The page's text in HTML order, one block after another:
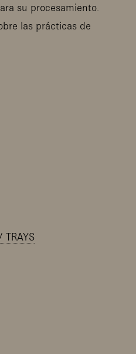
su procesamiento.
las prácticas de
TRAYS